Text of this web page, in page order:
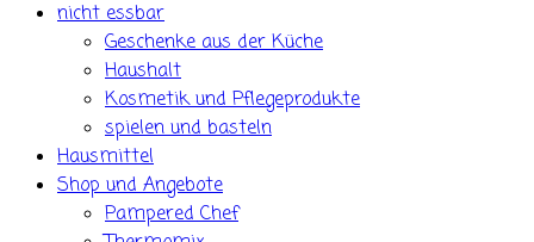
nicht essbar
Geschenke aus der Küche
Haushalt
Kosmetik und Pflegeprodukte
spielen und basteln
Hausmittel
Shop und Angebote
Pampered Chef